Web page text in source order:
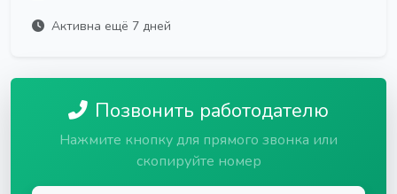
Активна ещё 7 дней
Позвонить работодателю
Нажмите кнопку для прямого звонка или
скопируйте номер